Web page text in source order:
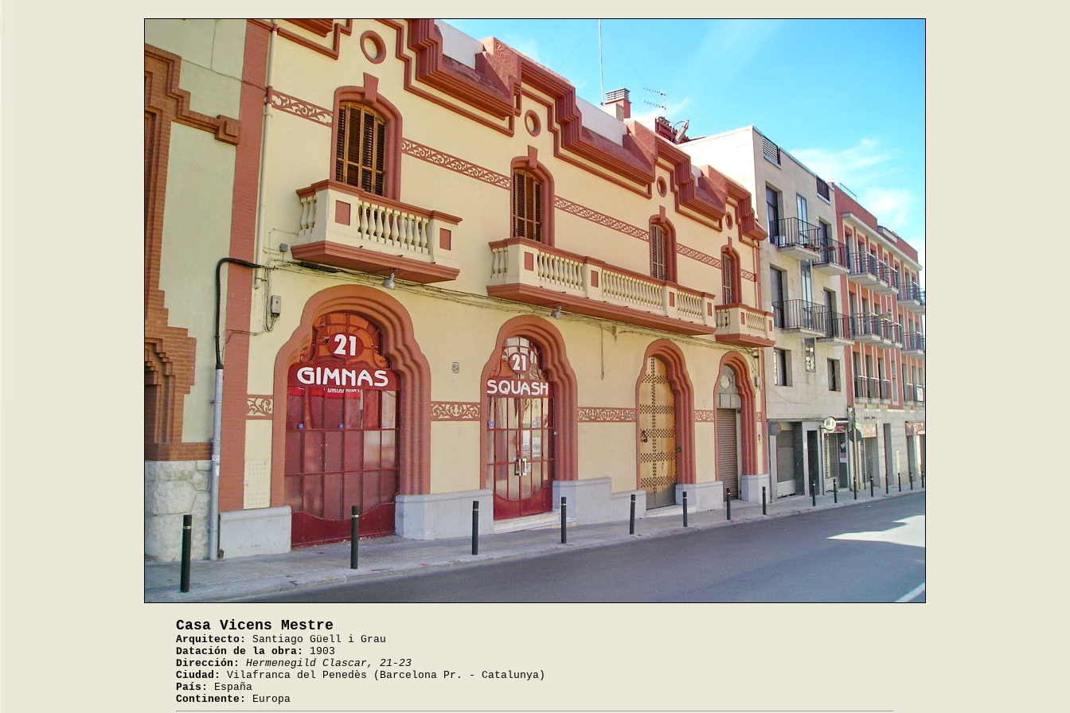
Casa Vicens Mestre
Arquitecto:
Santiago Güell i Grau
Datación de la obra:
1903
Dirección:
Hermenegild Clascar, 21-23
Ciudad:
Vilafranca del Penedès (Barcelona Pr. - Catalunya)
País:
España
Continente:
Europa